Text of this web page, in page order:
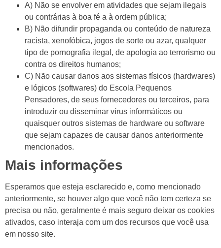
A) Não se envolver em atividades que sejam ilegais
ou contrárias à boa fé a à ordem pública;
B) Não difundir propaganda ou conteúdo de natureza
racista, xenofóbica, jogos de sorte ou azar, qualquer
tipo de pornografia ilegal, de apologia ao terrorismo ou
contra os direitos humanos;
C) Não causar danos aos sistemas físicos (hardwares)
e lógicos (softwares) do Escola Pequenos
Pensadores, de seus fornecedores ou terceiros, para
introduzir ou disseminar vírus informáticos ou
quaisquer outros sistemas de hardware ou software
que sejam capazes de causar danos anteriormente
mencionados.
Mais informações
Esperamos que esteja esclarecido e, como mencionado
anteriormente, se houver algo que você não tem certeza se
precisa ou não, geralmente é mais seguro deixar os cookies
ativados, caso interaja com um dos recursos que você usa
em nosso site.